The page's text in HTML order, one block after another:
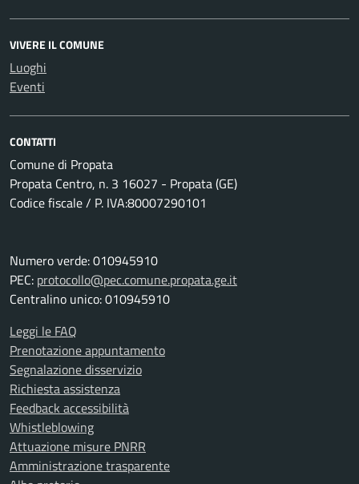
VIVERE IL COMUNE
Luoghi
Eventi
CONTATTI
Comune di Propata
Propata Centro, n. 3 16027 - Propata (GE)
Codice fiscale / P. IVA:80007290101
Numero verde: 010945910
PEC: protocollo@pec.comune.propata.ge.it
Centralino unico: 010945910
Leggi le FAQ
Prenotazione appuntamento
Segnalazione disservizio
Richiesta assistenza
Feedback accessibilità
Whistleblowing
Attuazione misure PNRR
Amministrazione trasparente